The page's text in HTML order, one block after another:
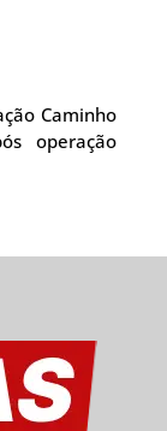
Caminho
operação